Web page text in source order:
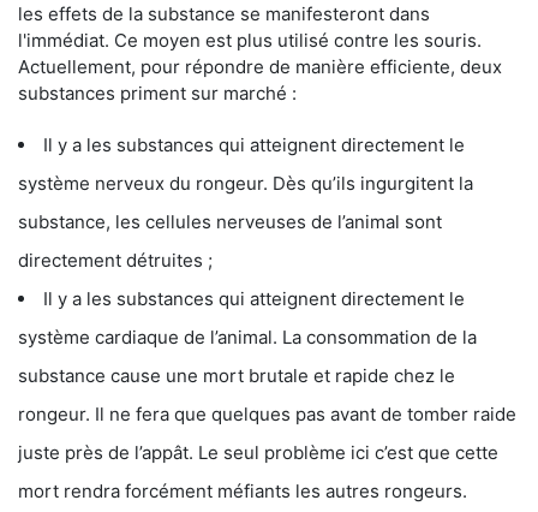
les effets de la substance se manifesteront dans
l'immédiat. Ce moyen est plus utilisé contre les souris.
Actuellement, pour répondre de manière efficiente, deux
substances priment sur marché :
Il y a les substances qui atteignent directement le
système nerveux du rongeur. Dès qu’ils ingurgitent la
substance, les cellules nerveuses de l’animal sont
directement détruites ;
Il y a les substances qui atteignent directement le
système cardiaque de l’animal. La consommation de la
substance cause une mort brutale et rapide chez le
rongeur. Il ne fera que quelques pas avant de tomber raide
juste près de l’appât. Le seul problème ici c’est que cette
mort rendra forcément méfiants les autres rongeurs.